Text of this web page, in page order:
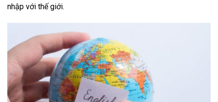
nhập với thế giới.